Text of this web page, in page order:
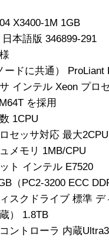
X3400-1M 1GB
本語版 346899-291
ードに共通） ProLiant
インテル Xeon プロ
を採用
1CPU
セッサ対応 最大2CPU
メモリ 1MB/CPU
ト インテル E7520
（PC2-3200 ECC
スクドライブ 標準 デ
） 1.8TB
ントローラ 内蔵